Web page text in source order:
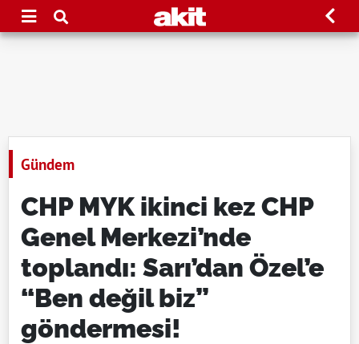
Gündem
CHP MYK ikinci kez CHP
Genel Merkezi’nde
toplandı: Sarı’dan Özel’e
“Ben değil biz”
göndermesi!